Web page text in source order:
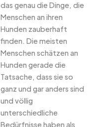
das genau die Dinge, die
Menschen an ihren
Hunden zauberhaft
finden. Die meisten
Menschen schätzen an
Hunden gerade die
Tatsache, dass sie so
ganz und gar anders sind
und völlig
unterschiedliche
Bedürfnisse haben als